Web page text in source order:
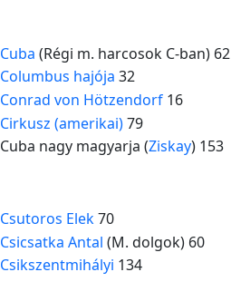
Cuba (Régi m. harcosok C-ban) 62
Columbus hajója 32
Conrad von Hötzendorf16
Cirkusz (amerikai)79
Cuba nagy magyarja (Ziskay) 153
Csutoros Elek70
Csicsatka Antal (M. dolgok) 60
Csikszentmihályi 134